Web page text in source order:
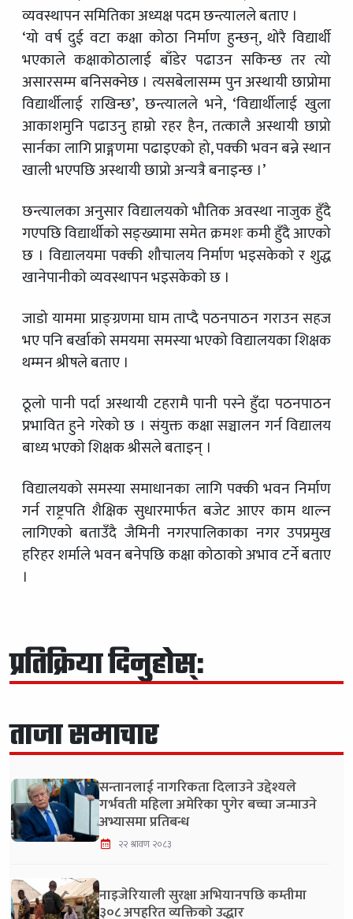
व्यवस्थापन समितिका अध्यक्ष पदम छन्त्यालले बताए ।
‘यो वर्ष दुई वटा कक्षा कोठा निर्माण हुन्छन्, थोरै विद्यार्थी
भएकाले कक्षाकोठालाई बाँडेर पढाउन सकिन्छ तर त्यो
असारसम्म बनिसक्नेछ । त्यसबेलासम्म पुन अस्थायी छाप्रोमा
विद्यार्थीलाई राखिन्छ’, छन्त्यालले भने, ‘विद्यार्थीलाई खुला
आकाशमुनि पढाउनु हाम्रो रहर हैन, तत्कालै अस्थायी छाप्रो
सार्नका लागि प्राङ्गणमा पढाइएको हो, पक्की भवन बन्ने स्थान
खाली भएपछि अस्थायी छाप्रो अन्यत्रै बनाइन्छ ।’
छन्त्यालका अनुसार विद्यालयको भौतिक अवस्था नाजुक हुँदै
गएपछि विद्यार्थीको सङ्ख्यामा समेत क्रमशः कमी हुँदै आएको
छ । विद्यालयमा पक्की शौचालय निर्माण भइसकेको र शुद्ध
खानेपानीको व्यवस्थापन भइसकेको छ ।
जाडो याममा प्राङ्ग्रणमा घाम ताप्दै पठनपाठन गराउन सहज
भए पनि बर्खाको समयमा समस्या भएको विद्यालयका शिक्षक
थम्मन श्रीषले बताए ।
ठूलो पानी पर्दा अस्थायी टहरामै पानी पस्ने हुँदा पठनपाठन
प्रभावित हुने गरेको छ । संयुक्त कक्षा सञ्चालन गर्न विद्यालय
बाध्य भएको शिक्षक श्रीसले बताइन् ।
विद्यालयको समस्या समाधानका लागि पक्की भवन निर्माण
गर्न राष्ट्रपति शैक्षिक सुधारमार्फत बजेट आएर काम थाल्न
लागिएको बताउँदै जैमिनी नगरपालिकाका नगर उपप्रमुख
हरिहर शर्माले भवन बनेपछि कक्षा कोठाको अभाव टर्ने बताए
।
प्रतिक्रिया दिनुहोस्:
ताजा समाचार
सन्तानलाई नागरिकता दिलाउने उद्देश्यले
गर्भवती महिला अमेरिका पुगेर बच्चा जन्माउने
अभ्यासमा प्रतिबन्ध
२२ श्रावण २०८३
नाइजेरियाली सुरक्षा अभियानपछि कम्तीमा
३०८ अपहरित व्यक्तिको उद्धार